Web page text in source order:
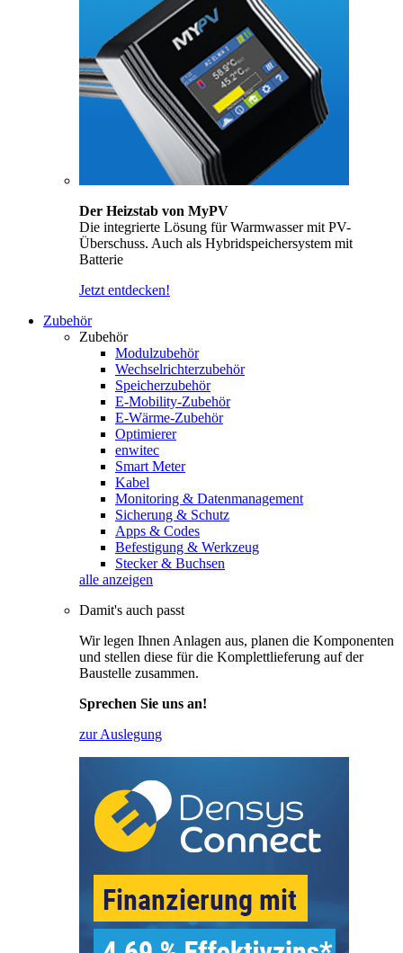
Der Heizstab von MyPV
Die integrierte Lösung für Warmwasser mit PV-
Überschuss. Auch als Hybridspeichersystem mit
Batterie
Jetzt entdecken!
Zubehör
Zubehör
Modulzubehör
Wechselrichterzubehör
Speicherzubehör
E-Mobility-Zubehör
E-Wärme-Zubehör
Optimierer
enwitec
Smart Meter
Kabel
Monitoring & Datenmanagement
Sicherung & Schutz
Apps & Codes
Befestigung & Werkzeug
Stecker & Buchsen
alle anzeigen
Damit's auch passt
Wir legen Ihnen Anlagen aus, planen die Komponenten
und stellen diese für die Komplettlieferung auf der
Baustelle zusammen.
Sprechen Sie uns an!
zur Auslegung